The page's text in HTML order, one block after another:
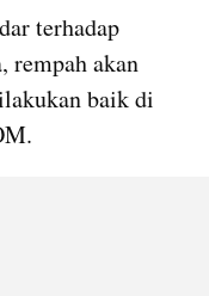
terhadap
rempah akan
baik di